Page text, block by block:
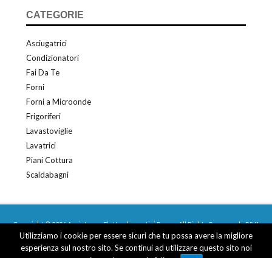
CATEGORIE
Asciugatrici
Condizionatori
Fai Da Te
Forni
Forni a Microonde
Frigoriferi
Lavastoviglie
Lavatrici
Piani Cottura
Scaldabagni
Copyright © 2026 Assistenza Elettrodomestici Roma - All Rights Reserved - P.IVA
03677950366
Web Design e Posizionamento sui Motori by MGvision-Privacy Policy
Utilizziamo i cookie per essere sicuri che tu possa avere la migliore
esperienza sul nostro sito. Se continui ad utilizzare questo sito noi